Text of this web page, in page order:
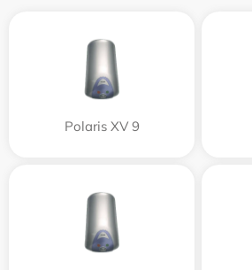
Polaris XV 9